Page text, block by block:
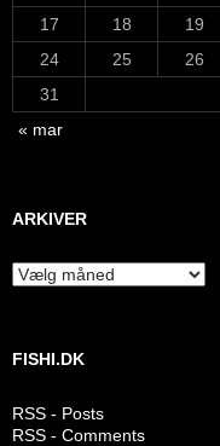
17
18 19
24
25 26
31
« mar
ARKIVER
Arkiver
FISHI.DK
RSS - Posts
RSS - Comments